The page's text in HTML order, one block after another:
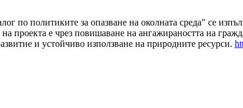
по политиките за опазване на околната среда" се
е чрез повишаване на ангажираността на
и устойчиво използване на природните ресурси.